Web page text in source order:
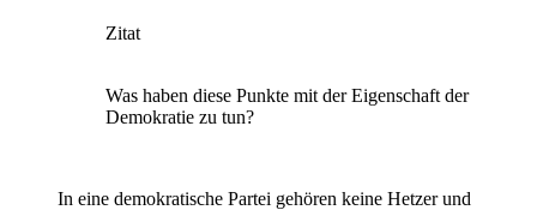
Zitat
Was haben diese Punkte mit der Eigenschaft der
Demokratie zu tun?
In eine demokratische Partei gehören keine Hetzer und